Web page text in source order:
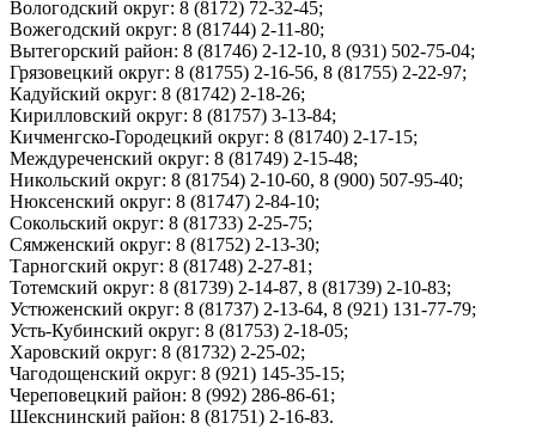
Вологодский округ: 8 (8172) 72-32-45;
Вожегодский округ: 8 (81744) 2-11-80;
Вытегорский район: 8 (81746) 2-12-10, 8 (931) 502-75-04;
Грязовецкий округ: 8 (81755) 2-16-56, 8 (81755) 2-22-97;
Кадуйский округ: 8 (81742) 2-18-26;
Кирилловский округ: 8 (81757) 3-13-84;
Кичменгско-Городецкий округ: 8 (81740) 2-17-15;
Междуреченский округ: 8 (81749) 2-15-48;
Никольский округ: 8 (81754) 2-10-60, 8 (900) 507-95-40;
Нюксенский округ: 8 (81747) 2-84-10;
Сокольский округ: 8 (81733) 2-25-75;
Сямженский округ: 8 (81752) 2-13-30;
Тарногский округ: 8 (81748) 2-27-81;
Тотемский округ: 8 (81739) 2-14-87, 8 (81739) 2-10-83;
Устюженский округ: 8 (81737) 2-13-64, 8 (921) 131-77-79;
Усть-Кубинский округ: 8 (81753) 2-18-05;
Харовский округ: 8 (81732) 2-25-02;
Чагодощенский округ: 8 (921) 145-35-15;
Череповецкий район: 8 (992) 286-86-61;
Шекснинский район: 8 (81751) 2-16-83.